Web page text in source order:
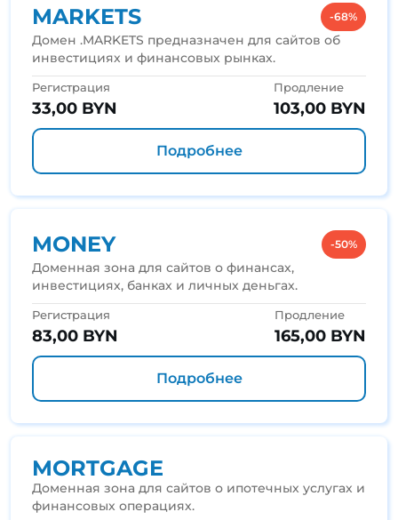
MARKETS -68%
Домен .MARKETS предназначен для сайтов об
инвестициях и финансовых рынках.
Регистрация
33,00 BYN
Продление
103,00 BYN
Подробнее
MONEY -50%
Доменная зона для сайтов о финансах,
инвестициях, банках и личных деньгах.
Регистрация
83,00 BYN
Продление
165,00 BYN
Подробнее
MORTGAGE
Доменная зона для сайтов о ипотечных услугах и
финансовых операциях.